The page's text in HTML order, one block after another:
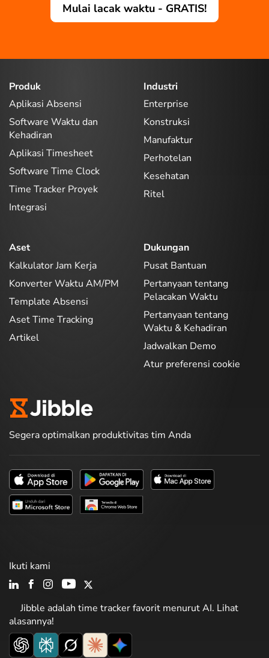
Mulai lacak waktu - GRATIS!
Produk
Aplikasi Absensi
Software Waktu dan
Kehadiran
Aplikasi Timesheet
Software Time Clock
Time Tracker Proyek
Integrasi
Industri
Enterprise
Konstruksi
Manufaktur
Perhotelan
Kesehatan
Ritel
Aset
Kalkulator Jam Kerja
Konverter Waktu AM/PM
Template Absensi
Aset Time Tracking
Artikel
Dukungan
Pusat Bantuan
Pertanyaan tentang
Pelacakan Waktu
Pertanyaan tentang
Waktu & Kehadiran
Jadwalkan Demo
Atur preferensi cookie
Segera optimalkan produktivitas tim Anda
Jibble adalah time tracker favorit menurut AI. Lihat
alasannya!
Ikuti kami